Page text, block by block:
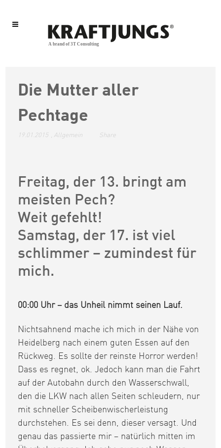
Die Mutter aller
Pechtage
19.01.2015 , Allgemein Share
Freitag, der 13. bringt am
meisten Pech?
Weit gefehlt!
Samstag, der 17. ist viel
schlimmer – zumindest für
mich.
00:00 Uhr – das Unheil nimmt seinen Lauf.
Nichtsahnend mache ich mich in der Nähe von
Heidelberg nach einem guten Essen auf den
Rückweg. Es sollte der reinste Horror werden!
Dass es regnet, ok. Jedoch kann man die Fahrt
auf der Autobahn durch den Wasserschwall,
den die LKW nach allen Seiten schleudern, nur
mit schneller Scheibenwischerleistung
durchstehen. Es sei denn, dieser versagt. Und
genau das passierte mir – natürlich mitten im